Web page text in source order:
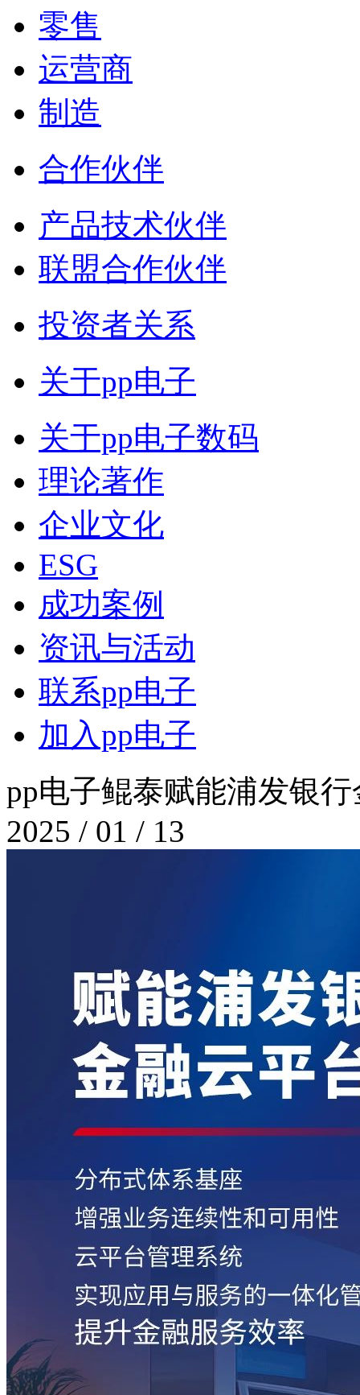
零售
运营商
制造
合作伙伴
产品技术伙伴
联盟合作伙伴
投资者关系
关于pp电子
关于pp电子数码
理论著作
企业文化
ESG
成功案例
资讯与活动
联系pp电子
加入pp电子
pp电子鲲泰赋能浦发银
2025 / 01 / 13